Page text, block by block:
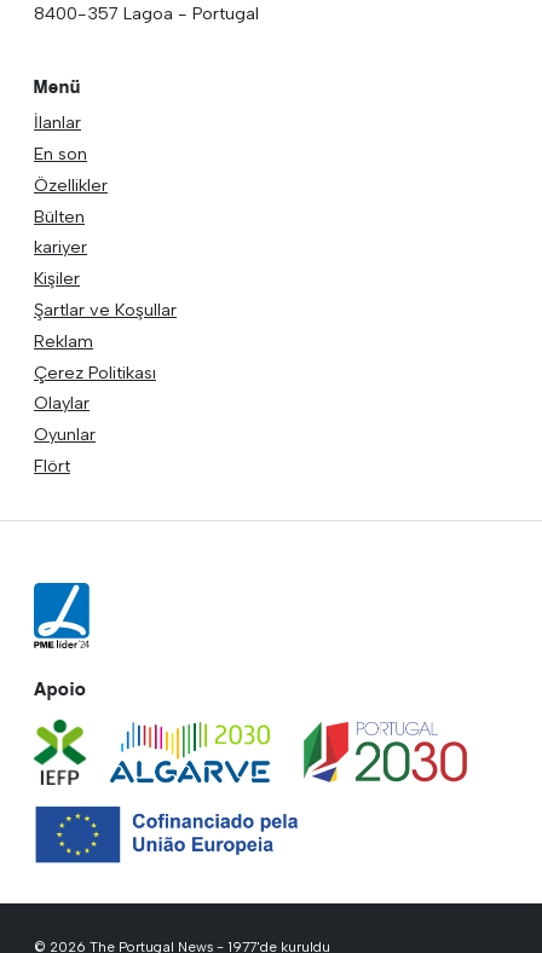
8400-357 Lagoa - Portugal
Menü
İlanlar
En son
Özellikler
Bülten
kariyer
Kişiler
Şartlar ve Koşullar
Reklam
Çerez Politikası
Olaylar
Oyunlar
Flört
Apoio
© 2026 The Portugal News - 1977'de kuruldu